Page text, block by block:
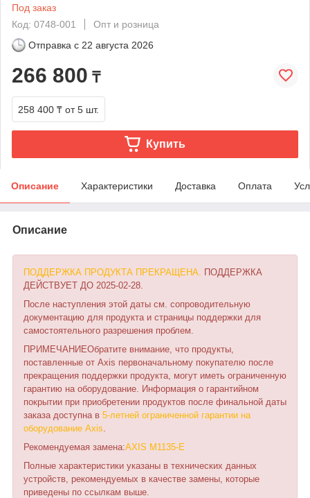
Под заказ
Код: 0748-001
Опт и розница
Отправка с 22 августа 2026
266 800 ₸
258 400 ₸ от 5 шт.
Купить
Описание Характеристики Доставка Оплата
Описание
ПОДДЕРЖКА ПРОДУКТА ПРЕКРАЩЕНА.
ПОДДЕРЖКА
ДЕЙСТВУЕТ ДО 2025-02-28.
После наступления этой даты см. сопроводительную
документацию для продукта и страницы поддержки для
самостоятельного разрешения проблем.
ПРИМЕЧАНИЕОбратите внимание, что продукты,
поставленные от Axis первоначальному покупателю после
прекращения поддержки продукта, могут иметь ограниченную
гарантию на оборудование. Информация о гарантийном
покрытии при приобретении продуктов после финальной даты
заказа доступна в 5-летней ограниченной гарантии на
оборудование Axis
Рекомендуемая замена:AXIS M1135-E
Полные характеристики указаны в технических данных
устройств, рекомендуемых в качестве замены, которые
приведены по ссылкам выше.